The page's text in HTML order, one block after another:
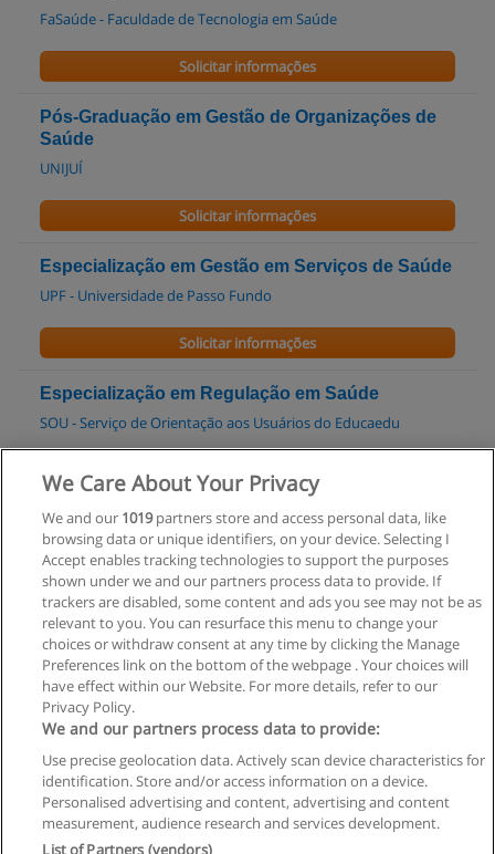
FaSaúde - Faculdade de Tecnologia em Saúde
Solicitar informações
Pós-Graduação em Gestão de Organizações de
Saúde
UNIJUÍ
Solicitar informações
Especialização em Gestão em Serviços de Saúde
UPF - Universidade de Passo Fundo
Solicitar informações
Especialização em Regulação em Saúde
SOU - Serviço de Orientação aos Usuários do Educaedu
Solicitar informações
Curso Profissionalizante de Tanatopraxia
Somática Educar
Solicitar informações
Regras de uso
Privacidade de dados
Entrar em contato com Educaedu
We Care About Your Privacy
We and our 1019partners store and access personal data, like
browsing data or unique identifiers, on your device. Selecting I
Accept enables tracking technologies to support the purposes
shown under we and our partners process data to provide. If
trackers are disabled, some content and ads you see may not be as
relevant to you. You can resurface this menu to change your
choices or withdraw consent at any time by clicking the Manage
Preferences link on the bottom of the webpage . Your choices will
have effect within our Website. For more details, refer to our
Privacy Policy.
We and our partners process data to provide:
Use precise geolocation data. Actively scan device characteristics for
identification. Store and/or access information on a device.
Personalised advertising and content, advertising and content
measurement, audience research and services development.
List of Partners (vendors)